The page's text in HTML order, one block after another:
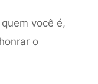
você é,
o